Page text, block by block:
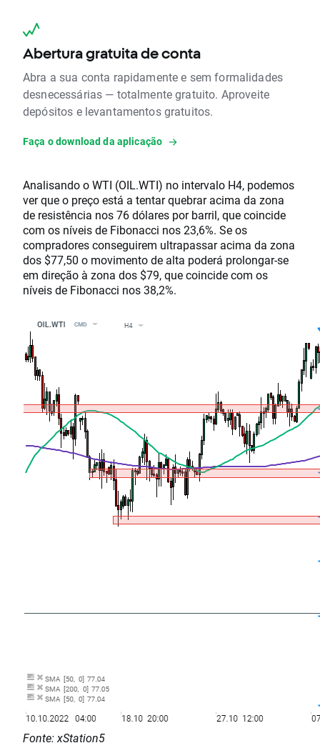
Abertura gratuita de conta
Abra a sua conta rapidamente e sem formalidades
desnecessárias — totalmente gratuito. Aproveite
depósitos e levantamentos gratuitos.
Faça o download da aplicação
Analisando o WTI (OIL.WTI) no intervalo H4, podemos
ver que o preço está a tentar quebrar acima da zona
de resistência nos 76 dólares por barril, que coincide
com os níveis de Fibonacci nos 23,6%. Se os
compradores conseguirem ultrapassar acima da zona
dos $77,50 o movimento de alta poderá prolongar-se
em direção à zona dos $79, que coincide com os
níveis de Fibonacci nos 38,2%.
Fonte: xStation5